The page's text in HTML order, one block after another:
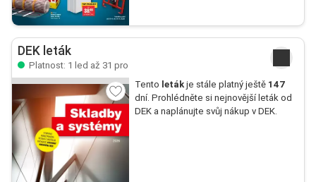
DEK leták
Platnost: 1 led až 31 pro
Tento letákje stále platný ještě 147
dní. Prohlédněte si nejnovější leták od
DEK a naplánujte svůj nákup v DEK.